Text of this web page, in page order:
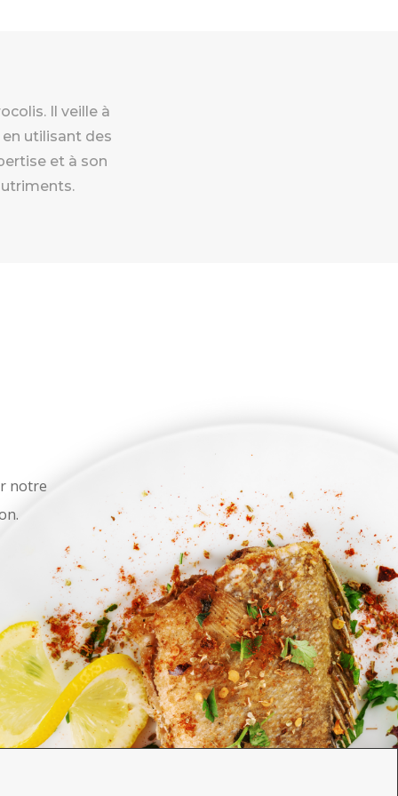
Il veille à
utilisant des
et à son
notre